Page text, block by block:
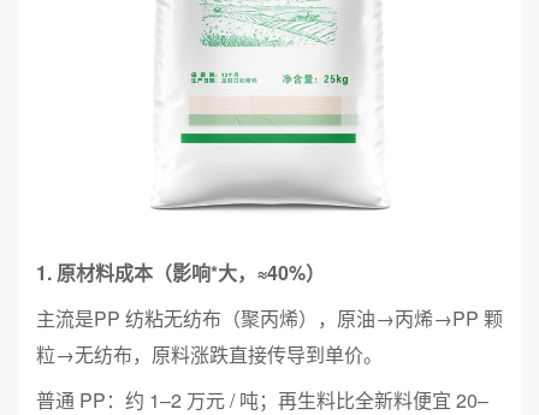
1. 原材料成本（影响*大，≈40%）
主流是PP 纺粘无纺布（聚丙烯），原油→丙烯→PP 颗
粒→无纺布，原料涨跌直接传导到单价。
普通 PP：约 1–2 万元 / 吨；再生料比全新料便宜 20–